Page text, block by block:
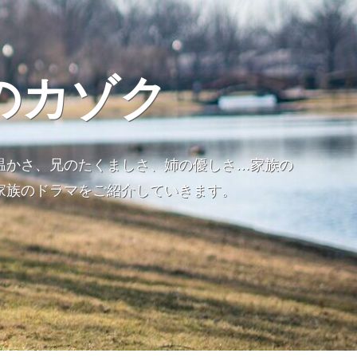
カゾク
かさ、兄のたくましさ、姉の優しさ…家族の
のドラマをご紹介していきます。